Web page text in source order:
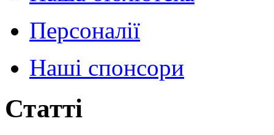
Персоналії
Наші спонсори
Статті